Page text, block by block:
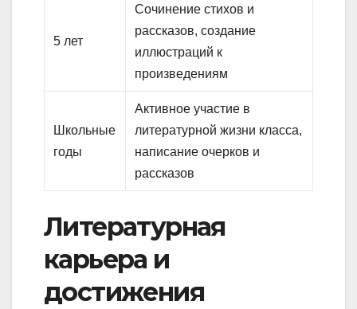
5 лет
Сочинение стихов и
рассказов, создание
иллюстраций к
произведениям
Школьные
годы
Активное участие в
литературной жизни класса,
написание очерков и
рассказов
Литературная
карьера и
достижения